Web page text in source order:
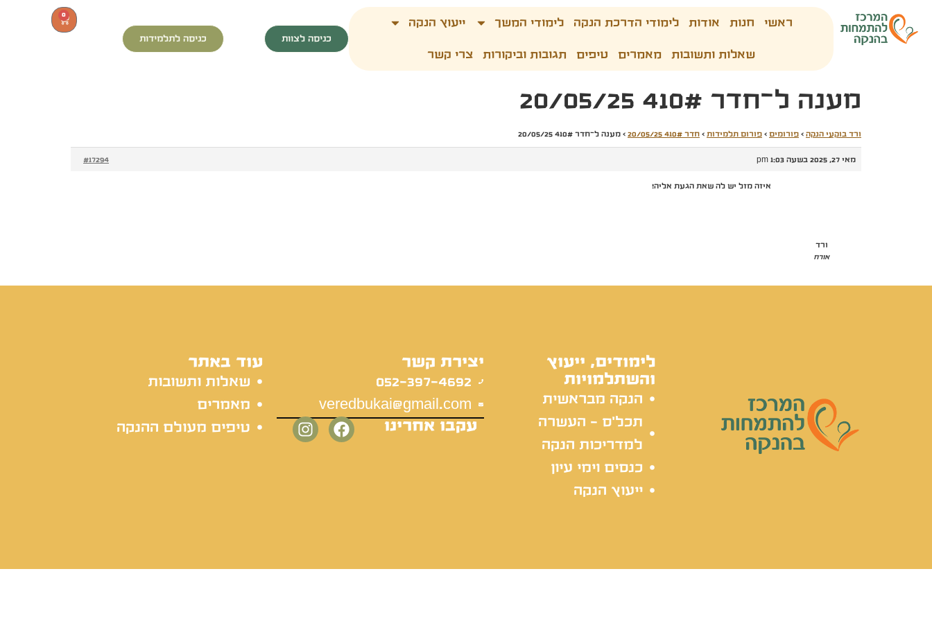
ראשי חנות אודות לימודי הדרכת הנקה לימודי המשך ייעוץ הנקה
שאלות ותשובות מאמרים טיפים תגובות וביקורות צרי קשר
כניסה לצוות כניסה לתלמידות
0
מענה ל־חדר 410# 20/05/25
ורד בוקעי הנקה › פורומים › פורום תלמידות › חדר 410# 20/05/25 › מענה ל־חדר 410# 20/05/25
מאי 27, 2025 בשעה 1:03 pm #17294
ורד
אורח
איזה מזל יש לה שאת הגעת אליה!
לימודים, ייעוץ
והשתלמויות
הנקה מבראשית
תכל'ס - העשרה
למדריכות הנקה
כנסים וימי עיון
ייעוץ הנקה
יצירת קשר
052-397-4692
veredbukai@gmail.com
עקבו אחרינו
עוד באתר
שאלות ותשובות
מאמרים
טיפים מעולם ההנקה